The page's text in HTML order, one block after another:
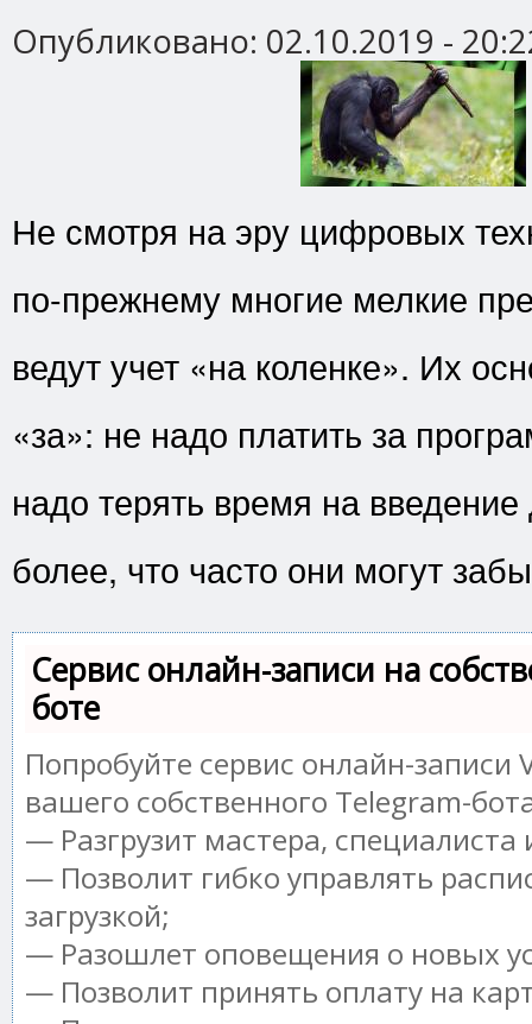
Опубликовано: 02.10.2019 -
Не смотря на эру цифровых
по-прежнему многие мелкие
ведут учет «на коленке». Их
«за»: не надо платить за
надо терять время на
более, что часто они могут
Сервис онлайн-записи на
боте
Попробуйте сервис онлайн-записи
вашего собственного Telegram-
— Разгрузит мастера,
— Позволит гибко управлять
загрузкой;
— Разошлет оповещения о новых
— Позволит принять оплату на